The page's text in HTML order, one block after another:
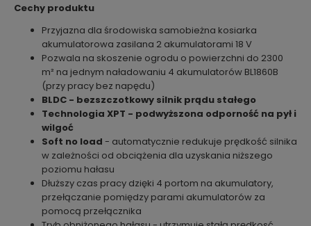
Cechy produktu
Przyjazna dla środowiska samobieżna kosiarka
akumulatorowa zasilana 2 akumulatorami 18 V
Pozwala na skoszenie ogrodu o powierzchni do 2300
m² na jednym naładowaniu 4 akumulatorów BL1860B
(przy pracy bez napędu)
BLDC - bezszczotkowy silnik prądu stałego
Technologia XPT - podwyższona odporność na pył i
wilgoć
Soft no load - automatycznie redukuje prędkość silnika
w zależności od obciążenia dla uzyskania niższego
poziomu hałasu
Dłuższy czas pracy dzięki 4 portom na akumulatory,
przełączanie pomiędzy parami akumulatorów za
pomocą przełącznika